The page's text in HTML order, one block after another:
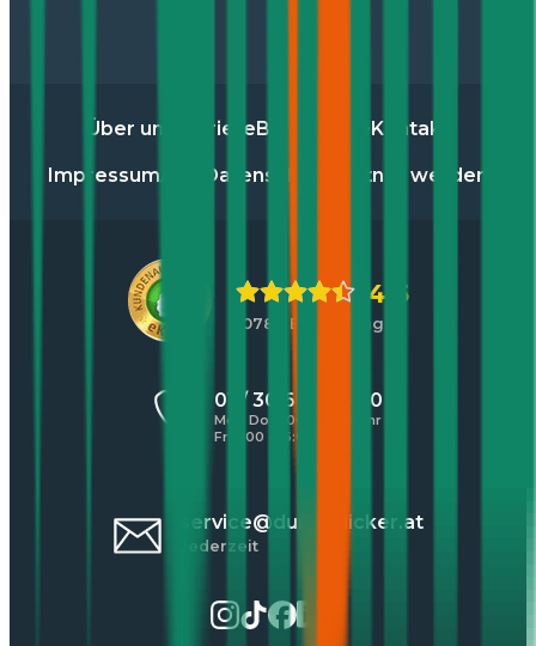
Über uns KarriereBlog Kontakt
Impressum Datenschutz Partner werden
4,5
10784 Bewertungen
01 / 30 60 900 20
Mo - Do 8:00 - 17:00 Uhr
Fr 8:00 - 16:00 Uhr
service@durchblicker.at
Jederzeit